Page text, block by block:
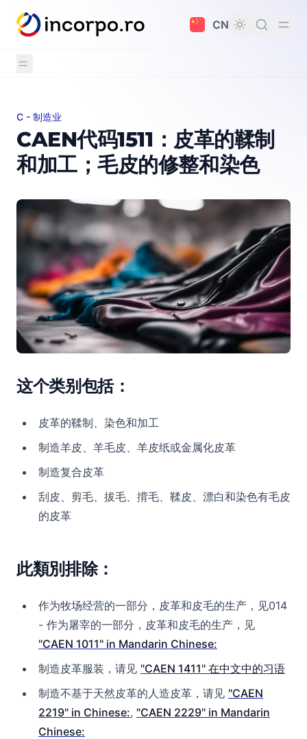
要内容
CN
CAEN代码1511：皮革的鞣制和加工；毛皮的修整和染色
C - 制造业
CAEN代码1511：皮革的鞣制
和加工；毛皮的修整和染色
这个类别包括：
皮革的鞣制、染色和加工
制造羊皮、羊毛皮、羊皮纸或金属化皮革
制造复合皮革
刮皮、剪毛、拔毛、揹毛、鞣皮、漂白和染色有毛皮
的皮革
此類別排除：
作为牧场经营的一部分，皮革和皮毛的生产，见014
- 作为屠宰的一部分，皮革和皮毛的生产，见
"CAEN 1011" in Mandarin Chinese:
制造皮革服装，请见 "CAEN 1411" 在中文中的习语
制造不基于天然皮革的人造皮革，请见 "CAEN
2219" in Chinese:, "CAEN 2229" in Mandarin
Chinese: